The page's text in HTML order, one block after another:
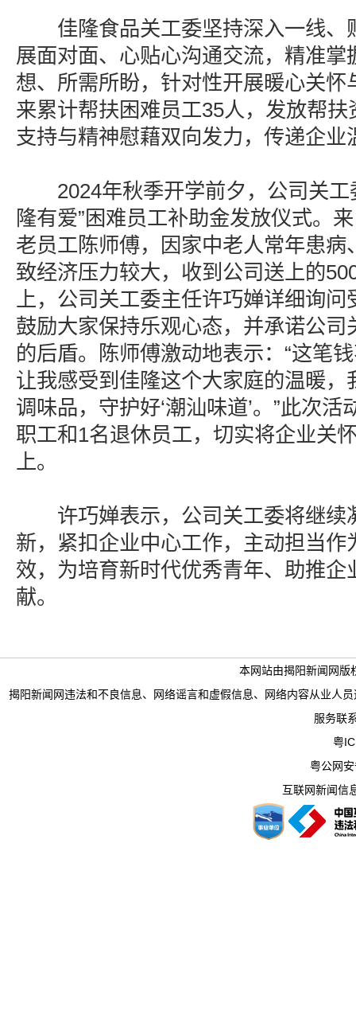
佳隆食品关工委坚持深入一线、
展面对面、心贴心沟通交流，精准掌
想、所需所盼，针对性开展暖心关怀
来累计帮扶困难员工35人，发放帮
支持与精神慰藉双向发力，传递企业
2024年秋季开学前夕，公司关工
隆有爱”困难员工补助金发放仪式。
老员工陈师傅，因家中老人常年患病
致经济压力较大，收到公司送上的
上，公司关工委主任许巧婵详细询问
鼓励大家保持乐观心态，并承诺公司
的后盾。陈师傅激动地表示：“这笔
让我感受到佳隆这个大家庭的温暖，
调味品，守护好‘潮汕味道’。”此次
职工和1名退休员工，切实将企业关
上。
许巧婵表示，公司关工委将继续
新，紧扣企业中心工作，主动担当作
效，为培育新时代优秀青年、助推企
献。
本网站由揭阳新闻网版
揭阳新闻网违法和不良信息、网络谣言和虚假信息、网络内容从业人
服务联
粤
粤公网
互联网新闻信